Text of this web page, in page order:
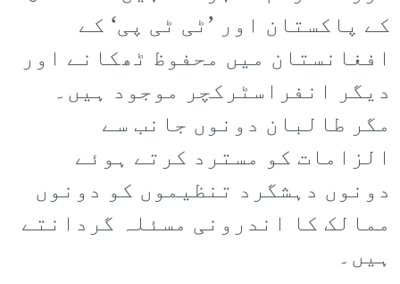
کے پاکستان اور ’ٹی ٹی پی‘ کے
افغانستان میں محفوظ ٹھکانے اور
دیگر انفراسٹرکچر موجود ہیں۔
مگر طالبان دونوں جانب سے
الزامات کو مسترد کرتے ہوئے
دونوں دہشگرد تنظیموں کو دونوں
ممالک کا اندرونی مسئلہ گردانتے
ہیں۔